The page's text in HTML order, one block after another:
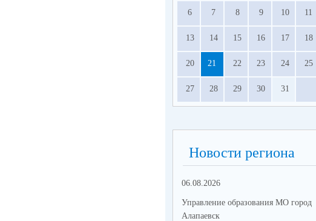
6 7 8 9 10 11
13 14 15 16 17 18
20 21 22 23 24 25
27 28 29 30 31
Новости региона
06.08.2026
Управление образования МО город
Алапаевск